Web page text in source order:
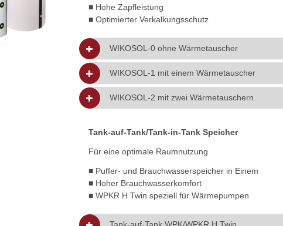
■ Hohe Zapfleistung
■ Optimierter Verkalkungsschutz
WIKOSOL-0 ohne Wärmetauscher
WIKOSOL-1 mit einem Wärmetauscher
WIKOSOL-2 mit zwei Wärmetauschern
Tank-auf-Tank/Tank-in-Tank Speicher
Für eine optimale Raumnutzung
■ Puffer- und Brauchwasserspeicher in Einem
■ Hoher Brauchwasserkomfort
■ WPKR H Twin speziell für Wärmepumpen
Tank-auf-Tank WPK/WPKR H Twin